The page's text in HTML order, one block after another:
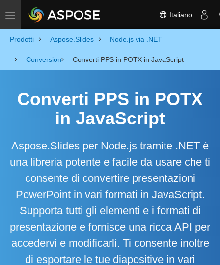
Toggle navigation Italiano
Prodotti Aspose.Slides Node.js via .NET
Conversion Converti PPS in POTX in JavaScript
Converti PPS in POTX
in JavaScript
Aspose.Slides per Node.js tramite .NET è
una libreria potente e facile da usare che ti
consente di convertire presentazioni
PowerPoint in vari formati in JavaScript.
Supporta tutti gli elementi e i formati di
presentazione e fornisce una ricca API per
accedervi e modificarli. Ti consente inoltre
di esportare le tue diapositive in vari